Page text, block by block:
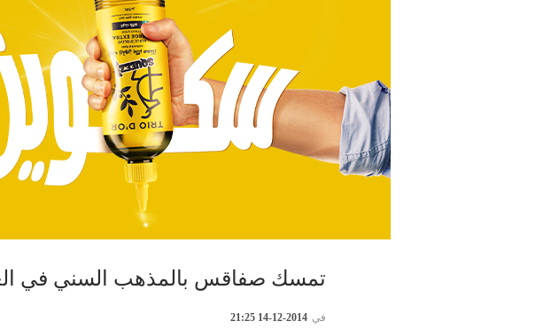
تمسك صفاقس بالمذهب السني في
في 2014-12-14 21:25